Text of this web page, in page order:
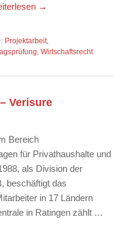
→
Projektarbeit,
, Wirtschaftsrecht
Verisure
Bereich
für Privathaushalte und
als Division der
beschäftigt das
in 17 Ländern
in Ratingen zählt …